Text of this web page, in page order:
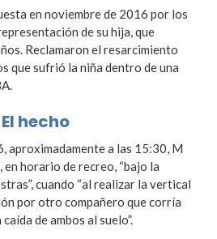
en noviembre de 2016 por los
de su hija, que
Reclamaron el resarcimiento
que sufrió la niña dentro de una
El hecho
aproximadamente a las 15:30, M
en horario de recreo, “bajo la
cuando “al realizar la vertical
por otro compañero que corría
de ambos al suelo”.